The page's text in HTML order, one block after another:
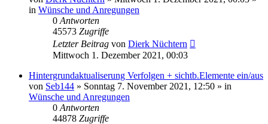
in Wünsche und Anregungen
0 Antworten
45573 Zugriffe
Letzter Beitrag von Dierk Nüchtern
Mittwoch 1. Dezember 2021, 00:03
Hintergrundaktualiserung Verfolgen + sichtb.Elemente ein/aus
von Seb144 » Sonntag 7. November 2021, 12:50 » in
Wünsche und Anregungen
0 Antworten
44878 Zugriffe